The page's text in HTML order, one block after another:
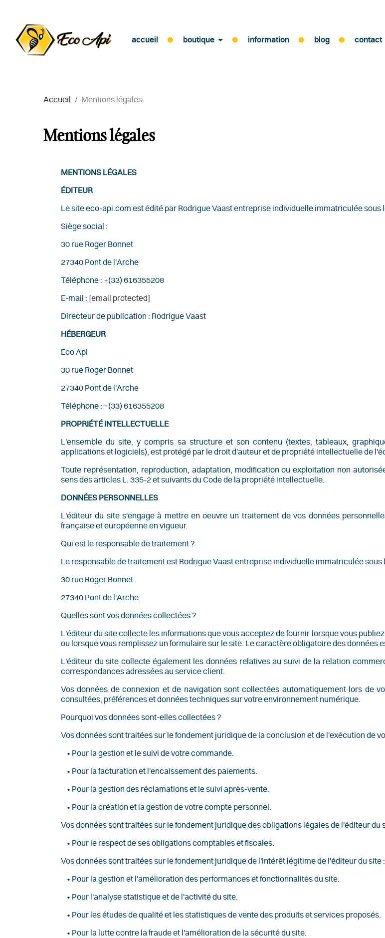
accueil boutique information blog contact
Accueil Mentions légales
Mentions légales
MENTIONS LÉGALES
ÉDITEUR
Le site eco-api.com est édité par Rodrigue Vaast entreprise individuelle immatriculée sous
Siège social :
30 rue Roger Bonnet
27340 Pont de l'Arche
Téléphone : +(33) 616355208
E-mail : [email protected]
Directeur de publication : Rodrigue Vaast
HÉBERGEUR
Eco Api
30 rue Roger Bonnet
27340 Pont de l'Arche
Téléphone : +(33) 616355208
PROPRIÉTÉ INTELLECTUELLE
L'ensemble du site, y compris sa structure et son contenu (textes, tableaux,
applications et logiciels), est protégé par le droit d'auteur et de propriété intellectuelle de
Toute représentation, reproduction, adaptation, modification ou exploitation non
sens des articles L. 335-2 et suivants du Code de la propriété intellectuelle.
DONNÉES PERSONNELLES
L'éditeur du site s'engage à mettre en oeuvre un traitement de vos données
française et européenne en vigueur.
Qui est le responsable de traitement ?
Le responsable de traitement est Rodrigue Vaast entreprise individuelle immatriculée sous
30 rue Roger Bonnet
27340 Pont de l'Arche
Quelles sont vos données collectées ?
L'éditeur du site collecte les informations que vous acceptez de fournir lorsque vous
ou lorsque vous remplissez un formulaire sur le site. Le caractère obligatoire des données
L'éditeur du site collecte également les données relatives au suivi de la relation
correspondances adressées au service client.
Vos données de connexion et de navigation sont collectées automatiquement lors de
consultées, préférences et données techniques sur votre environnement numérique.
Pourquoi vos données sont-elles collectées ?
Vos données sont traitées sur le fondement juridique de la conclusion et de l'exécution de
• Pour la gestion et le suivi de votre commande.
• Pour la facturation et l'encaissement des paiements.
• Pour la gestion des réclamations et le suivi après-vente.
• Pour la création et la gestion de votre compte personnel.
Vos données sont traitées sur le fondement juridique des obligations légales de l'éditeur du
• Pour le respect de ses obligations comptables et fiscales.
Vos données sont traitées sur le fondement juridique de l'intérêt légitime de l'éditeur du site :
• Pour la gestion et l'amélioration des performances et fonctionnalités du site.
• Pour l'analyse statistique et de l'activité du site.
• Pour les études de qualité et les statistiques de vente des produits et services proposés.
• Pour la lutte contre la fraude et l'amélioration de la sécurité du site.